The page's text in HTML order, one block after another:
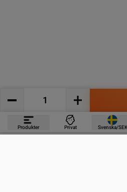
Produkter Privat Svenska/SEK